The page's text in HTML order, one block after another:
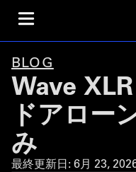
BLOG
Wave
ドアロー
み
最終更新日:6月 23,